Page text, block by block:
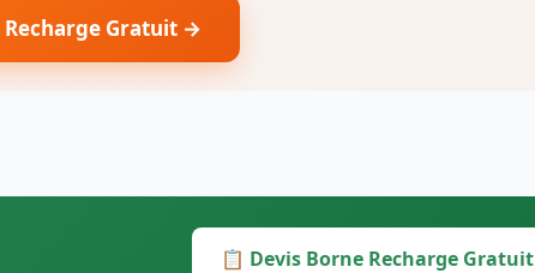
Recharge Gratuit →
📋 Devis Borne Recharge Gratuit